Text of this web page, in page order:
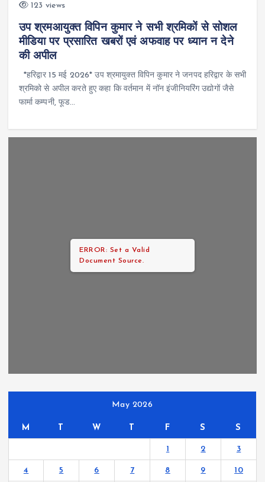
123 views
उप श्रमआयुक्त विपिन कुमार ने सभी श्रमिकों से सोशल
मीडिया पर प्रसारित खबरों एवं अफवाह पर ध्यान न देने
की अपील
*हरिद्वार 15 मई 2026* उप श्रमायुक्त विपिन कुमार ने जनपद हरिद्वार के सभी
श्रमिको से अपील करते हुए कहा कि वर्तमान में नॉन इंजीनियरिंग उद्योगों जैसे
फार्मा कम्पनी, फूड…
ERROR: Set a Valid
Document Source.
May 2026
M T W T F S S
1 2 3
4 5 6 7 8 9 10